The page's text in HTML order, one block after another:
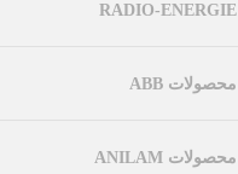
RADIO-ENERGIE
محصولات ABB
محصولات ANILAM